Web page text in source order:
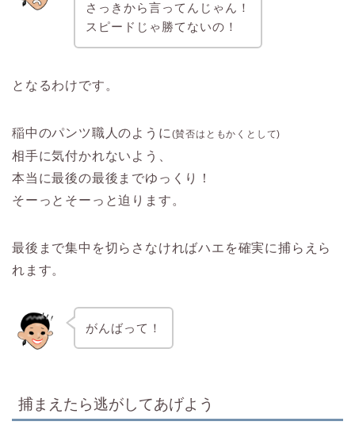
さっきから言ってんじゃん！
スピードじゃ勝てないの！
となるわけです。
稲中のパンツ職人のように (賛否はともかくとして)
相手に気付かれないよう、
本当に最後の最後までゆっくり！
そーっとそーっと迫ります。
最後まで集中を切らさなければハエを確実に捕らえら
れます。
がんばって！
捕まえたら逃がしてあげよう